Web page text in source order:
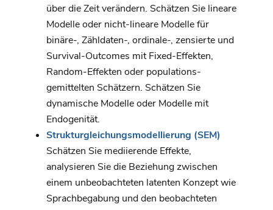
über die Zeit verändern. Schätzen Sie lineare
Modelle oder nicht-lineare Modelle für
binäre-, Zähldaten-, ordinale-, zensierte und
Survival-Outcomes mit Fixed-Effekten,
Random-Effekten oder populations-
gemittelten Schätzern. Schätzen Sie
dynamische Modelle oder Modelle mit
Endogenität.
Strukturgleichungsmodellierung (SEM)
Schätzen Sie mediierende Effekte,
analysieren Sie die Beziehung zwischen
einem unbeobachteten latenten Konzept wie
Sprachbegabung und den beobachteten